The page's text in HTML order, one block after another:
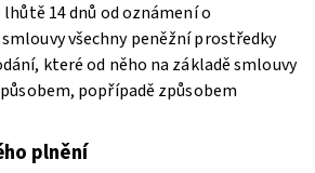
14 dnů od oznámení o
všechny peněžní prostředky
které od něho na základě smlouvy
popřípadě způsobem
plnění